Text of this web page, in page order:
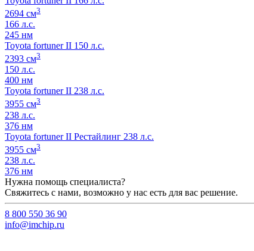
2694 см3
166 л.с.
245 нм
Toyota fortuner II 150 л.с.
2393 см3
150 л.с.
400 нм
Toyota fortuner II 238 л.с.
3955 см3
238 л.с.
376 нм
Toyota fortuner II Рестайлинг 238 л.с.
3955 см3
238 л.с.
376 нм
Нужна помощь специалиста?
Свяжитесь с нами, возможно у нас есть для вас решение.
8 800 550 36 90
info@imchip.ru